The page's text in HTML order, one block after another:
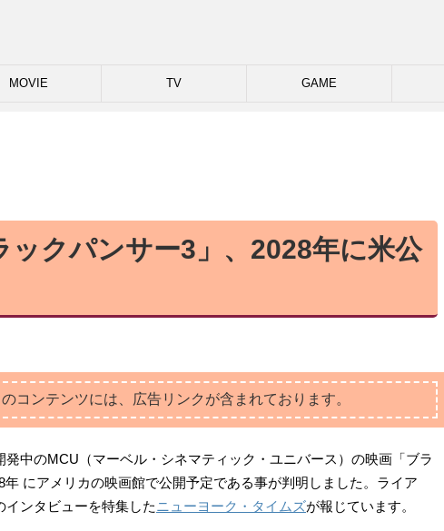
MOVIE TV GAME
ックパンサー3」、2028年に米公
コンテンツには、広告リンクが含まれております。
発中のMCU（マーベル・シネマティック・ユニバース）の映画「ブラ
年 にアメリカの映画館で公開予定である事が判明しました。ライア
インタビューを特集した ニューヨーク・タイムズが報じています。